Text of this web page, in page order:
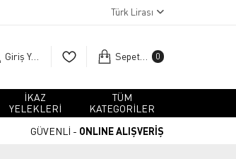
Türk Lirası
Giriş Yap Sepetim 0
İKAZ
YELEKLERİ
TÜM
KATEGORİLER
GÜVENLİ - ONLINE ALIŞVERİŞ